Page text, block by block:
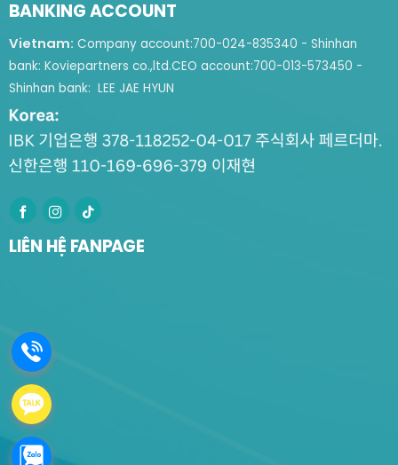
BANKING ACCOUNT
Vietnam: Company account:700-024-835340 - Shinhan
bank: Koviepartners co.,ltd.CEO account:700-013-573450 -
Shinhan bank: LEE JAE HYUN
LIÊN HỆ FANPAGE
.
.
.